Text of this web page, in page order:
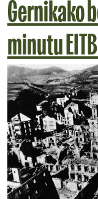
Gernikako
minutu